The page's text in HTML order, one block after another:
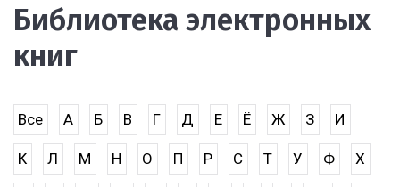
Библиотека электронных
книг
Все А Б В Г Д Е Ё Ж З И
К Л М Н О П Р С Т У Ф Х